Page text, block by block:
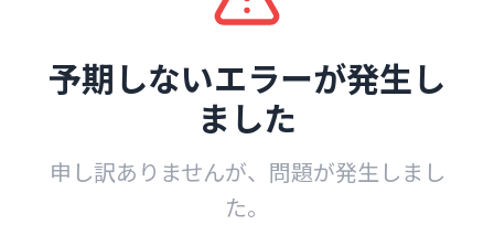
予期しないエラーが発生し
ました
申し訳ありませんが、問題が発生しまし
た。